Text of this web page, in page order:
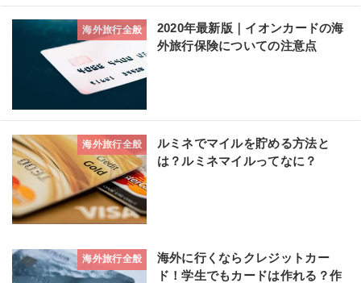
海外旅行全般
2020年最新版｜イオンカードの海
外旅行保険についての注意点
海外旅行全般
ルミネでマイルを貯める方法と
は？ルミネマイルってなに？
海外旅行全般
海外に行くならクレジットカー
ド！学生でもカードは作れる？作